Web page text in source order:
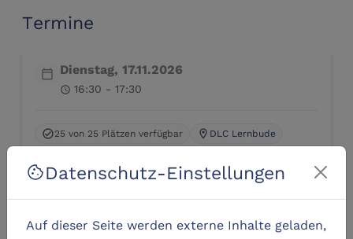
cookieDatenschutz-Einstellungen
Auf dieser Seite werden externe Inhalte geladen,
Termine
calendar_today Dienstag, 17.11.2026
schedule 16:30 - 17:30
check_circle25 von 25 Plätzen verfügbar location_on DLC Lernbude
open_in_newZum Externen Anbieter